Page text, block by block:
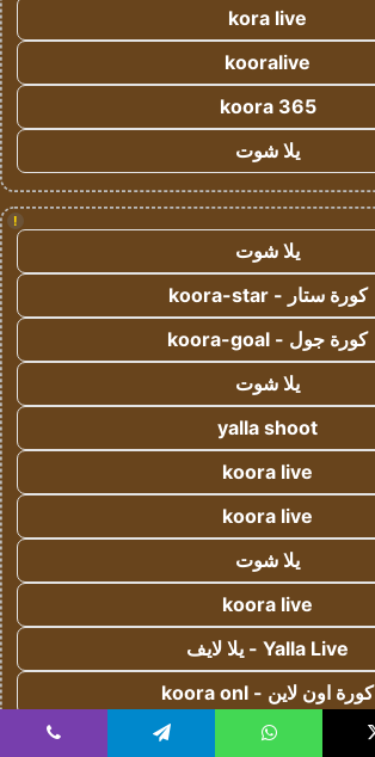
kora live
kooralive
koora 365
يلا شوت
!
يلا شوت
كورة ستار - koora-star
كورة جول - koora-goal
يلا شوت
yalla shoot
koora live
koora live
يلا شوت
koora live
Yalla Live - يلا لايف
كورة اون لاين - koora onl
يلا كورة - yallakora